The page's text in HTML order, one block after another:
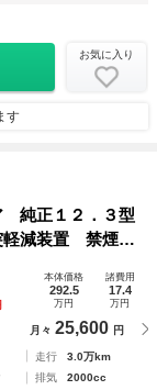
お気に入り
す
純正１２．３型
減装置 禁煙
ー ＢＳＭ Ｌ
インナーミラー
本体価格
292.5
万円
諸費用
17.4
万円
月々 25,600 円
走行
3.0万km
排気
2000cc